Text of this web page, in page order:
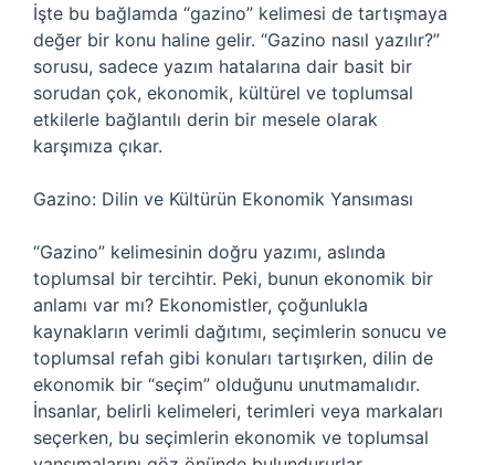
İşte bu bağlamda “gazino” kelimesi de tartışmaya
değer bir konu haline gelir. “Gazino nasıl yazılır?”
sorusu, sadece yazım hatalarına dair basit bir
sorudan çok, ekonomik, kültürel ve toplumsal
etkilerle bağlantılı derin bir mesele olarak
karşımıza çıkar.
Gazino: Dilin ve Kültürün Ekonomik Yansıması
“Gazino” kelimesinin doğru yazımı, aslında
toplumsal bir tercihtir. Peki, bunun ekonomik bir
anlamı var mı? Ekonomistler, çoğunlukla
kaynakların verimli dağıtımı, seçimlerin sonucu ve
toplumsal refah gibi konuları tartışırken, dilin de
ekonomik bir “seçim” olduğunu unutmamalıdır.
İnsanlar, belirli kelimeleri, terimleri veya markaları
seçerken, bu seçimlerin ekonomik ve toplumsal